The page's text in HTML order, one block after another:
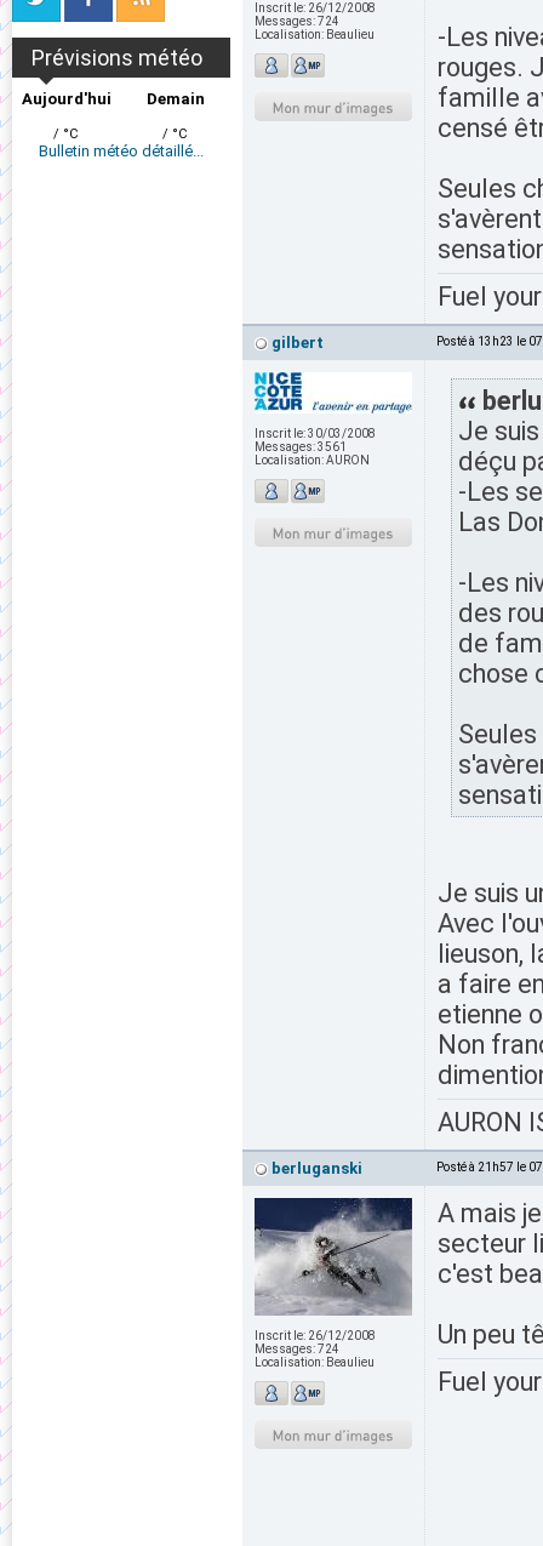
Prévisions météo
Aujourd'hui
/ °C
Demain
/ °C
Bulletin météo détaillé...
Inscrit le: 26/12/2008
Messages:724
Localisation: Beaulieu
-Les
rouges.
famille
censé
Seules
Fuel
gilbert Posté à 13h23 le
Inscrit le:30/03/2008
Messages:3561
Localisation:AURON
Je
déçu
-Les
Las
-Les
des
de
chose
Je suis
Avec
lieuson,
a faire
etienne
Non
AURON
berluganski Posté à 21h57 le
Inscrit le: 26/12/2008
Messages:724
Localisation: Beaulieu
A mais
secteur
c'est
Un peu
Fuel